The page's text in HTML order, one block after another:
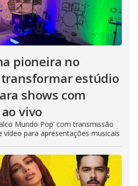
pioneira no
estúdio
shows com
vivo
Mundo Pop’ com transmissão
vídeo para apresentações musicais